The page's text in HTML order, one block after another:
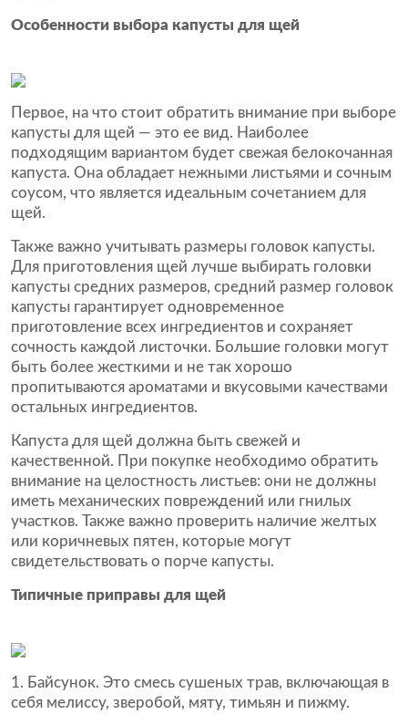
Особенности выбора капусты для щей
Первое, на что стоит обратить внимание при выборе
капусты для щей — это ее вид. Наиболее
подходящим вариантом будет свежая белокочанная
капуста. Она обладает нежными листьями и сочным
соусом, что является идеальным сочетанием для
щей.
Также важно учитывать размеры головок капусты.
Для приготовления щей лучше выбирать головки
капусты средних размеров, средний размер головок
капусты гарантирует одновременное
приготовление всех ингредиентов и сохраняет
сочность каждой листочки. Большие головки могут
быть более жесткими и не так хорошо
пропитываются ароматами и вкусовыми качествами
остальных ингредиентов.
Капуста для щей должна быть свежей и
качественной. При покупке необходимо обратить
внимание на целостность листьев: они не должны
иметь механических повреждений или гнилых
участков. Также важно проверить наличие желтых
или коричневых пятен, которые могут
свидетельствовать о порче капусты.
Типичные приправы для щей
1. Байсунок. Это смесь сушеных трав, включающая в
себя мелиссу, зверобой, мяту, тимьян и пижму.